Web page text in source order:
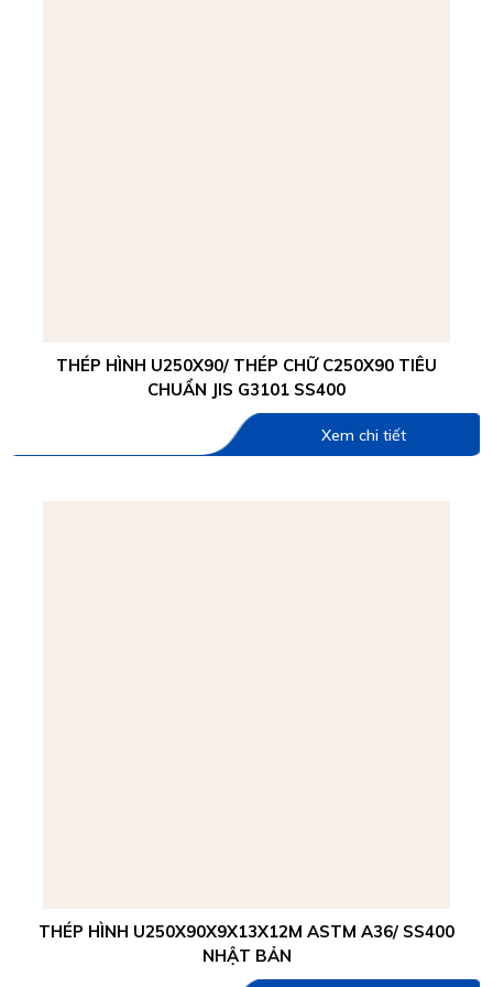
THÉP HÌNH U250X90/ THÉP CHỮ C250X90 TIÊU
CHUẨN JIS G3101 SS400
Xem chi tiết
THÉP HÌNH U250X90X9X13X12M ASTM A36/ SS400
NHẬT BẢN